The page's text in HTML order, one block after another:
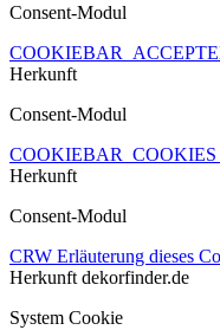
Consent-Modul
Herkunft
Consent-Modul
Herkunft
Consent-Modul
CRW Erläuterung dieses
Herkunft dekorfinder.de
System Cookie